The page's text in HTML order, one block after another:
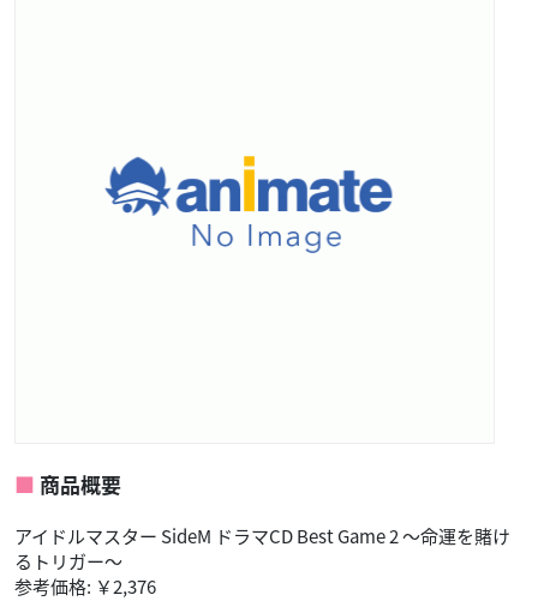
商品概要
アイドルマスター SideM ドラマCD Best Game 2 ～命運を賭け
るトリガー～
参考価格: ￥2,376